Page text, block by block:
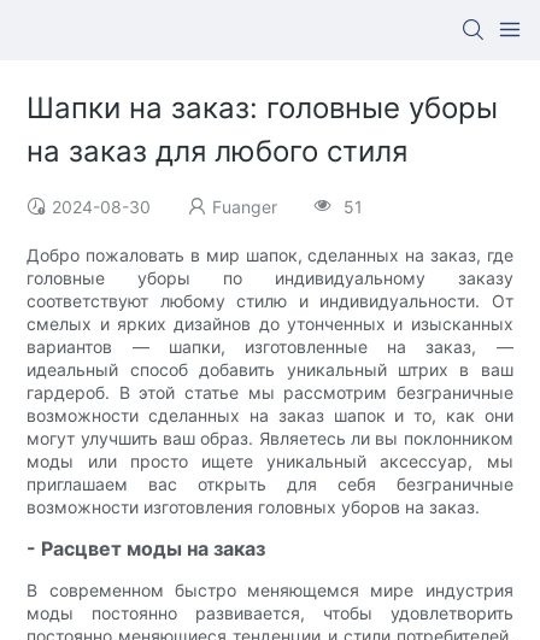
Шапки на заказ: головные уборы
на заказ для любого стиля
2024-08-30 Fuanger 51
Добро пожаловать в мир шапок, сделанных на заказ, где
головные уборы по индивидуальному заказу
соответствуют любому стилю и индивидуальности. От
смелых и ярких дизайнов до утонченных и изысканных
вариантов — шапки, изготовленные на заказ, —
идеальный способ добавить уникальный штрих в ваш
гардероб. В этой статье мы рассмотрим безграничные
возможности сделанных на заказ шапок и то, как они
могут улучшить ваш образ. Являетесь ли вы поклонником
моды или просто ищете уникальный аксессуар, мы
приглашаем вас открыть для себя безграничные
возможности изготовления головных уборов на заказ.
- Расцвет моды на заказ
В современном быстро меняющемся мире индустрия
моды постоянно развивается, чтобы удовлетворить